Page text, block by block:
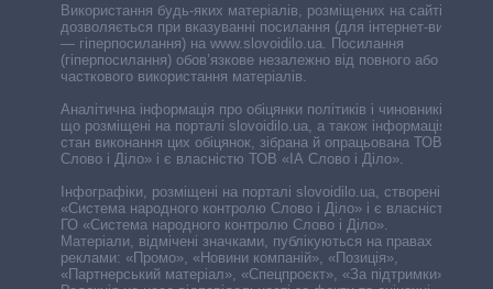
Використання будь-яких матеріалів, розміщених на сайті,
дозволяється при вказуванні посилання (для інтернет-видань
— гіперпосилання) на www.slovoidilo.ua. Посилання
(гіперпосилання) обов’язкове незалежно від повного або
часткового використання матеріалів.
Аналітична інформація про обіцянки політиків і чиновників,
що розміщені на порталі slovoidilo.ua, а також інформація про
стан виконання цих обіцянок, зібрана й опрацьована ТОВ «ІА
Слово і Діло» і є власністю ТОВ «ІА Слово і Діло».
Інфографіки, розміщені на порталі slovoidilo.ua, створені ГО
«Система народного контролю Слово і Діло» і є власністю
ГО «Система народного контролю Слово і Діло».
Матеріали, відмічені значками, публікуються на правах
реклами: «Промо», «Новини компаній», «Позиція»,
«Партнерський матеріал», «Спецпроєкт», «За підтримки».